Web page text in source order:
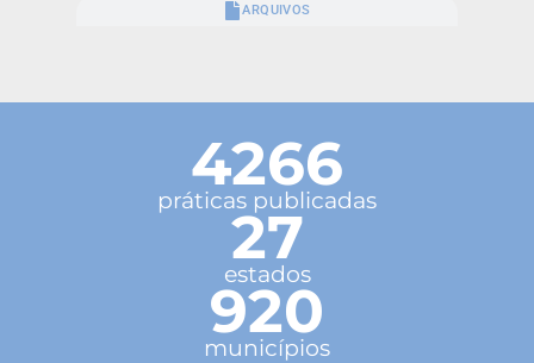
ARQUIVOS
4266
práticas publicadas
27
estados
920
municípios